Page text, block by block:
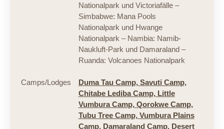
Nationalpark und Victoriafälle –
Simbabwe: Mana Pools
Nationalpark und Hwange
Nationalpark – Nambia: Namib-
Naukluft-Park und Damaraland –
Ruanda: Volcanoes Nationalpark
Camps/Lodges Duma Tau Camp, Savuti Camp,
Chitabe Lediba Camp, Little
Vumbura Camp, Qorokwe Camp,
Tubu Tree Camp, Vumbura Plains
Camp, Damaraland Camp, Desert